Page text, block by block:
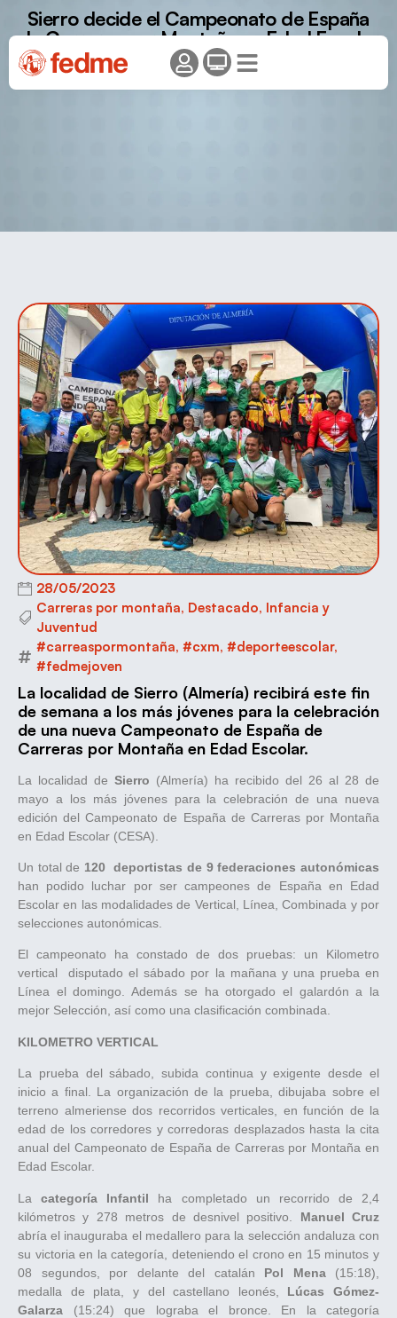
Sierro decide el Campeonato de España
de Carreras por Montaña en Edad Escolar
2023
28/05/2023
Carreras por montaña, Destacado, Infancia y
Juventud
#carreaspormontaña, #cxm, #deporteescolar,
#fedmejoven
La localidad de Sierro (Almería) recibirá este fin
de semana a los más jóvenes para la celebración
de una nueva Campeonato de España de
Carreras por Montaña en Edad Escolar.
La localidad de Sierro (Almería) ha recibido del 26 al 28 de
mayo a los más jóvenes para la celebración de una nueva
edición del Campeonato de España de Carreras por Montaña
en Edad Escolar (CESA).
Un total de 120 deportistas de 9 federaciones autonómicas
han podido luchar por ser campeones de España en Edad
Escolar en las modalidades de Vertical, Línea, Combinada y por
selecciones autonómicas.
El campeonato ha constado de dos pruebas: un Kilometro
vertical disputado el sábado por la mañana y una prueba en
Línea el domingo. Además se ha otorgado el galardón a la
mejor Selección, así como una clasificación combinada.
KILOMETRO VERTICAL
La prueba del sábado, subida continua y exigente desde el
inicio a final. La organización de la prueba, dibujaba sobre el
terreno almeriense dos recorridos verticales, en función de la
edad de los corredores y corredoras desplazados hasta la cita
anual del Campeonato de España de Carreras por Montaña en
Edad Escolar.
Lacategoría Infantil ha completado un recorrido de 2,4
kilómetros y 278 metros de desnivel positivo. Manuel Cruz
abría el inauguraba el medallero para la selección andaluza con
su victoria en la categoría, deteniendo el crono en 15 minutos y
08 segundos, por delante del catalán Pol Mena(15:18),
medalla de plata, y del castellano leonés, Lúcas Gómez-
Galarza (15:24) que lograba el bronce. En la categoría